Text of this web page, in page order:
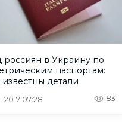
россиян в Украину по
паспортам:
известны детали
2017 07:28 831